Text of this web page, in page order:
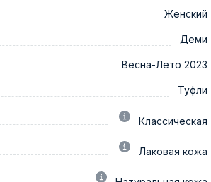
Женский
Деми
Весна-Лето 2023
Туфли
Классическая
Лаковая кожа